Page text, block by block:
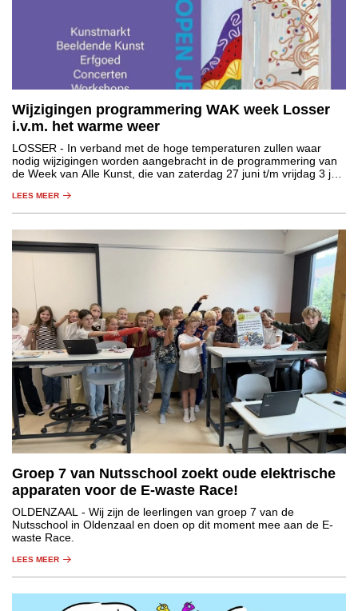
Wijzigingen programmering WAK week Losser
i.v.m. het warme weer
LOSSER - In verband met de hoge temperaturen zullen waar
nodig wijzigingen worden aangebracht in de programmering van
de Week van Alle Kunst, die van zaterdag 27 juni t/m vrijdag 3 juli
LEES MEER
Groep 7 van Nutsschool zoekt oude elektrische
apparaten voor de E-waste Race!
OLDENZAAL - Wij zijn de leerlingen van groep 7 van de
Nutsschool in Oldenzaal en doen op dit moment mee aan de E-
waste Race.
LEES MEER